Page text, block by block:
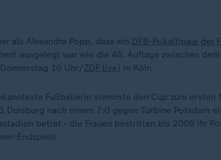
als Alexandra Popp, dass ein DFB-Pokalfinale der
ausgelegt war wie die 46. Auflage zwischen
16 Uhr/ZDF live) in Köln.
Fußballerin stemmte den Cup zum ersten
Duisburg nach einem 7:0 gegen Turbine Potsdam
betrat - die Frauen bestritten bis 2009 ihr
Endspiels.